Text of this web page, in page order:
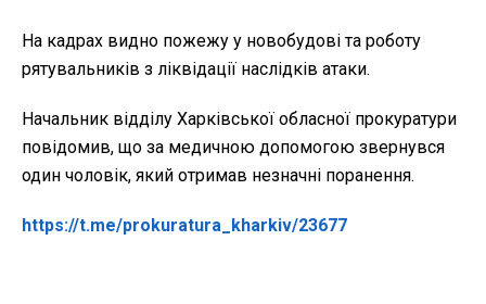
На кадрах видно пожежу у новобудові та роботу
рятувальників з ліквідації наслідків атаки.
Начальник відділу Харківської обласної прокуратури
повідомив, що за медичною допомогою звернувся
один чоловік, який отримав незначні поранення.
https://t.me/prokuratura_kharkiv/23677